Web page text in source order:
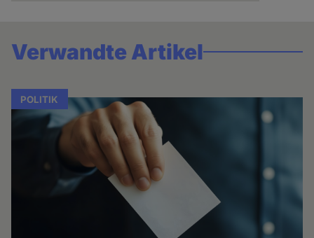
Verwandte Artikel
POLITIK